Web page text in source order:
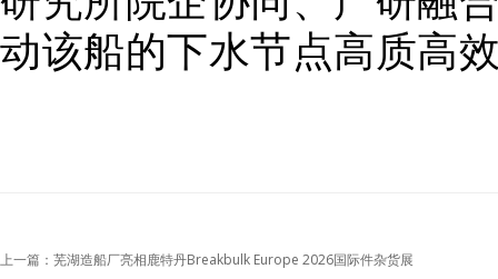
动该船的下水节点高质高
上一篇：芜湖造船厂亮相鹿特丹Breakbulk Europe 2026国际件杂货展